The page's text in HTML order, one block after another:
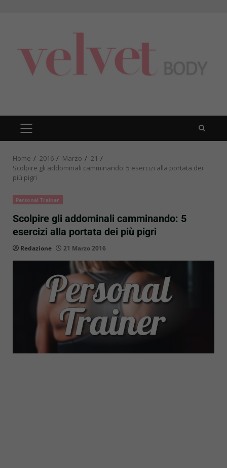
PRIMARY
MENU
Home 2016 Marzo
21
Scolpire gli addominali camminando: 5 esercizi alla portata dei
più pigri
Personal Trainer
Scolpire gli addominali camminando: 5
esercizi alla portata dei più pigri
Redazione 21 Marzo 2016